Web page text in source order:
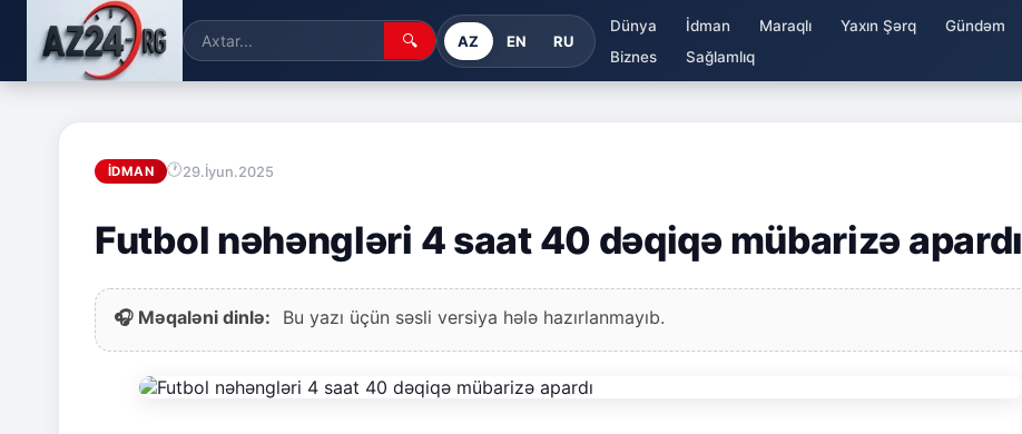
🔍 AZ EN RU
Dünya İdman Maraqlı Yaxın Şərq Gündəm
Biznes
Sağlamlıq
İDMAN 29.İyun.2025
Futbol nəhəngləri 4 saat 40 dəqiqə mübarizə apardı
🎧 Məqaləni dinlə: Bu yazı üçün səsli versiya hələ hazırlanmayıb.